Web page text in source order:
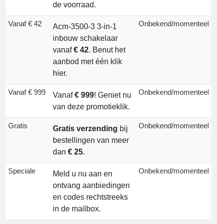
de voorraad.
Vanaf € 42
Acm-3500-3 3-in-1
inbouw schakelaar
vanaf€ 42. Benut het
aanbod met één klik
hier.
Onbekend/momenteel
Vanaf € 999 Vanaf€ 999! Geniet nu
van deze promotieklik.
Onbekend/momenteel
Gratis Gratis verzending bij
bestellingen van meer
dan € 25.
Onbekend/momenteel
Speciale
Meld u nu aan en
ontvang aanbiedingen
en codes rechtstreeks
in de mailbox.
Onbekend/momenteel